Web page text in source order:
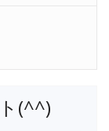
(^^)